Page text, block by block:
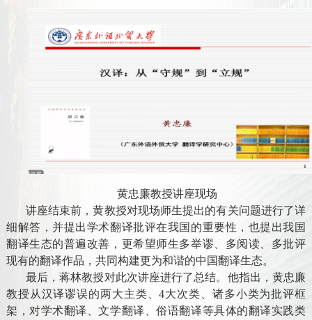
黄忠廉教授讲座现场
讲座结束前，黄教授对现场师生提出的有关问题进行了详
细解答，并提出学术翻译批评在我国的重要性，也提出我国
翻译生态的普遍改善，更希望师生多举谬、多阅读、多批评
现有的翻译作品，共同构建更为和谐的中国翻译生态。
最后，蒋林教授对此次讲座进行了总结。他指出，黄忠廉
教授从汉译谬误的两大主类、4大次类、诸多小类为批评框
架，对学术翻译、文学翻译、俗语翻译等具体的翻译实践类